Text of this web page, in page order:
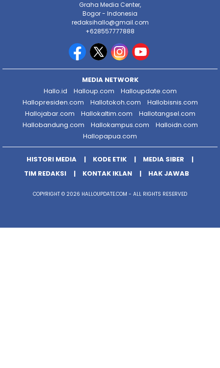
Graha Media Center,
Bogor - Indonesia
redaksihallo@gmail.com
+628557777888
MEDIA NETWORK
Hallo.id
Halloup.com
Halloupdate.com
Hallopresiden.com
Hallotokoh.com
Hallobisnis.com
Hallojabar.com
Hallokaltim.com
Hallotangsel.com
Hallobandung.com
Hallokampus.com
Halloidn.com
Hallopapua.com
HISTORI MEDIA KODE ETIK
MEDIA SIBER
TIM REDAKSI
KONTAK IKLAN HAK JAWAB
COPYRIGHT © 2026 HALLOUPDATE.COM - ALL RIGHTS RESERVED